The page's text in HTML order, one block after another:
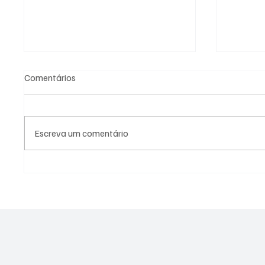
Comentários
Escreva um comentário